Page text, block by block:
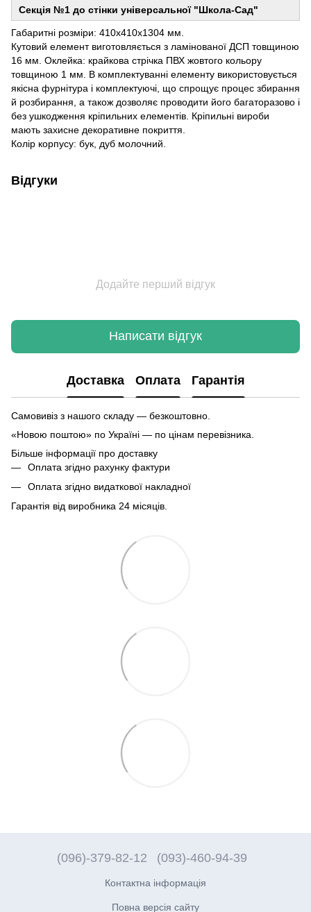
Секція №1 до стінки універсальної "Школа-Сад"
Габаритні розміри: 410х410х1304 мм.
Кутовий елемент виготовляється з ламінованої ДСП товщиною
16 мм. Оклейка: крайкова стрічка ПВХ жовтого кольору
товщиною 1 мм. В комплектуванні елементу використовується
якісна фурнітура і комплектуючі, що спрощує процес збирання
й розбирання, а також дозволяє проводити його багаторазово і
без ушкодження кріпильних елементів. Кріпильні вироби
мають захисне декоративне покриття.
Колір корпусу: бук, дуб молочний.
Відгуки
Додайте перший відгук
Написати відгук
Доставка Оплата Гарантія
Самовивіз з нашого складу — безкоштовно.
«Новою поштою» по Україні — по цінам перевізника.
Більше інформації про доставку
Оплата згідно рахунку фактури
Оплата згідно видаткової накладної
Гарантія від виробника 24 місяців.
(096)-379-82-12 (093)-460-94-39
Контактна інформація
Повна версія сайту